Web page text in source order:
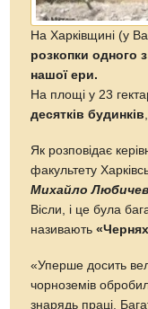
На Харківщині (у
розкопки одного
нашої ери.
На площі у 23
десятків будинків
Як розповідає
факультету
Михайло Любичев
Вісли, і це була
називають
«Уперше досить
чорноземів
знарядь праці.